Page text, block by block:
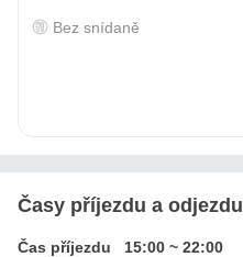
Bez snídaně
Časy příjezdu a odjezdu
Čas příjezdu 15:00 ~ 22:00